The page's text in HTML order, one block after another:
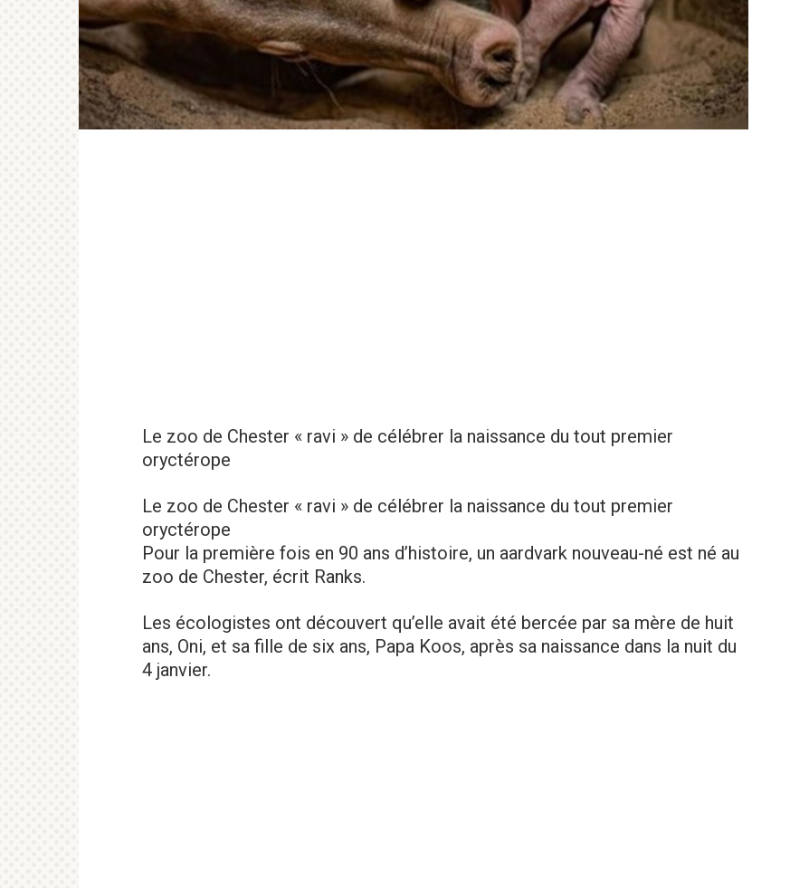
Le zoo de Chester « ravi » de célébrer la naissance du tout premier
oryctérope
Le zoo de Chester « ravi » de célébrer la naissance du tout premier
oryctérope
Pour la première fois en 90 ans d’histoire, un aardvark nouveau-né est né au
zoo de Chester, écrit Ranks.
Les écologistes ont découvert qu’elle avait été bercée par sa mère de huit
ans, Oni, et sa fille de six ans, Papa Koos, après sa naissance dans la nuit du
4 janvier.